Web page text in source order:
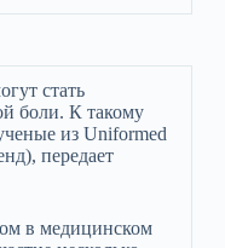
стать
боли. К такому
из Uniformed
передает
в медицинском